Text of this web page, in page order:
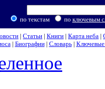
по текстам по ключевым
| Статьи | Книги | Карта неба |
| Биографии| Словарь| Ключевые